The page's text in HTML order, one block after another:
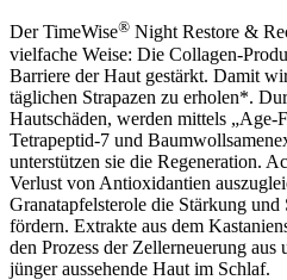
Der TimeWise® Night Restore &
vielfache Weise: Die Collagen-
Barriere der Haut gestärkt. Damit
täglichen Strapazen zu erholen*.
Hautschäden, werden mittels
Tetrapeptid-7 und
unterstützen sie die Regeneration.
Verlust von Antioxidantien
Granatapfelsterole die Stärkung
fördern. Extrakte aus dem
den Prozess der Zellerneuerung
jünger aussehende Haut im Schlaf.